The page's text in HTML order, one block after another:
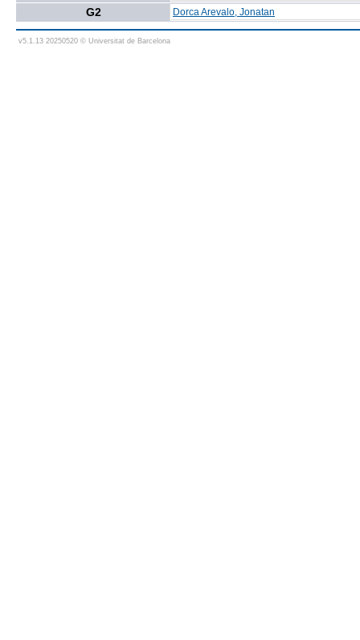
G2 Dorca Arevalo, Jonatan
v5.1.13 20250520 © Universitat de Barcelona